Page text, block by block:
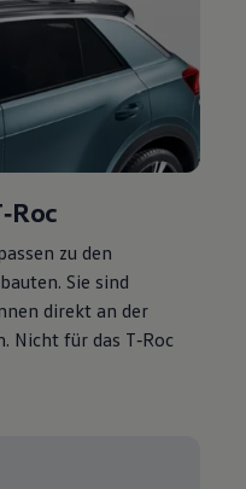
zu den
Sie sind
direkt an der
Nicht für das T‑Roc